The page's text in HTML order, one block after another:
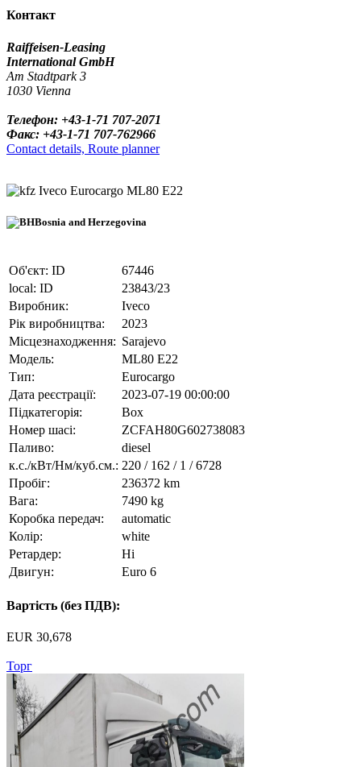
Контакт
Raiffeisen-Leasing
International GmbH
Am Stadtpark 3
1030 Vienna
Телефон: +43-1-71 707-2071
Факс: +43-1-71 707-762966
Contact details, Route planner
Iveco Eurocargo ML80 E22
Bosnia and Herzegovina
Об'єкт: ID
67446
local: ID
23843/23
Виробник:
Iveco
Рік виробництва:
2023
Місцезнаходження: Sarajevo
Модель:
ML80 E22
Тип:
Eurocargo
Дата реєстрації:
2023-07-19 00:00:00
Підкатегорія:
Box
Номер шасі:
ZCFAH80G602738083
Паливо:
diesel
к.с./кВт/Нм/куб.см.: 220 / 162 / 1 / 6728
Пробіг:
236372 km
Вага:
7490 kg
Коробка передач:
automatic
Колір:
white
Ретардер:
Ні
Двигун:
Euro 6
Вартість (без ПДВ):
EUR 30,678
Торг